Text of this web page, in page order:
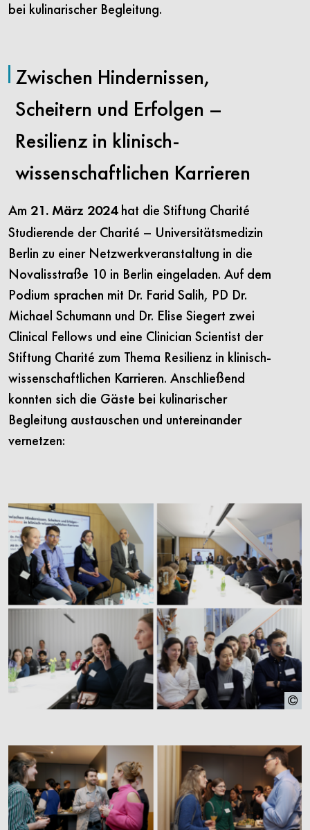
bei kulinarischer Begleitung.
Zwischen Hindernissen,
Scheitern und Erfolgen –
Resilienz in klinisch-
wissenschaftlichen Karrieren
Am 21. März 2024hat die Stiftung Charité
Studierende der Charité – Universitätsmedizin
Berlin zu einer Netzwerkveranstaltung in die
Novalisstraße 10 in Berlin eingeladen. Auf dem
Podium sprachen mit Dr. Farid Salih, PD Dr.
Michael Schumann und Dr. Elise Siegert zwei
Clinical Fellows und eine Clinician Scientist der
Stiftung Charité zum Thema Resilienz in klinisch-
wissenschaftlichen Karrieren. Anschließend
konnten sich die Gäste bei kulinarischer
Begleitung austauschen und untereinander
vernetzen: